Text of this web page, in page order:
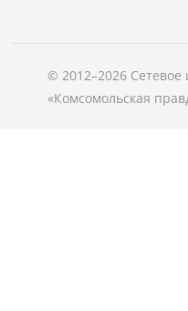
© 2012–2026
«Комсомольская